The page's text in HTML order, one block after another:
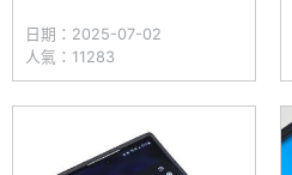
S23 Ultra (SM-S9180)、
Galaxy S23+ (SM-S9160) 與
Galaxy S23 (SM-S91
日期：2025-07-02
人氣：11283